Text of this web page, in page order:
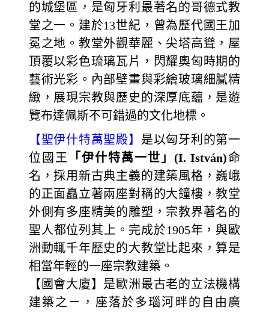
的城堡區，是匈牙利最著名的哥德式教
堂之一。建於13世紀，曾為歷代國王加
冕之地。教堂外觀華麗、尖塔高聳，屋
頂覆以彩色琉璃瓦片，閃耀奧匈時期的
藝術光彩。內部壁畫與彩繪玻璃細膩精
緻，展現宗教與歷史的深厚底蘊，是遊
覽布達佩斯不可錯過的文化地標。
【聖伊什特萬聖殿】 是以匈牙利的第一
位國王
「伊什特萬一世」(I. István)命
名，採用新古典主義的建築風格，巍峨
的正面矗立著兩座對稱的大鐘樓，教堂
外側有多座精美的雕塑，宗教界著名的
聖人都位列其上。完成於1905年，與歐
洲動輒千年歷史的大教堂比起來，算是
相當年輕的一座宗教建築。
【國會大廈】是歐洲最古老的立法機構
建築之ㄧ，座落於多瑙河畔的自由廣